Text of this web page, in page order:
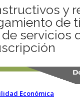
y
de
servicios
Económica